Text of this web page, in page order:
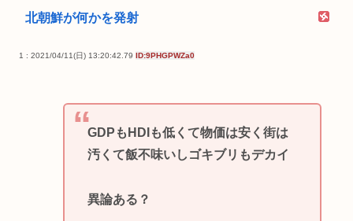
北朝鮮が何かを発射
1 : 2021/04/11(日) 13:20:42.79 ID:9PHGPWZa0
GDPもHDIも低くて物価は安く街は
汚くて飯不味いしゴキブリもデカイ
異論ある？